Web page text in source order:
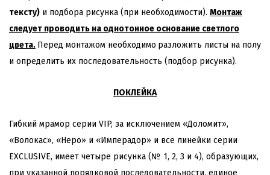
тексту) и подбора рисунка (при необходимости). Монтаж
следует проводить на однотонное основание светлого
цвета. Перед монтажом необходимо разложить листы на полу
и определить их последовательность (подбор рисунка).
ПОКЛЕЙКА
Гибкий мрамор серии VIP, за исключением «Доломит»,
«Волокас», «Неро» и «Имперадор» и все линейки серии
EXCLUSIVE, имеет четыре рисунка (№ 1, 2, 3 и 4), образующих,